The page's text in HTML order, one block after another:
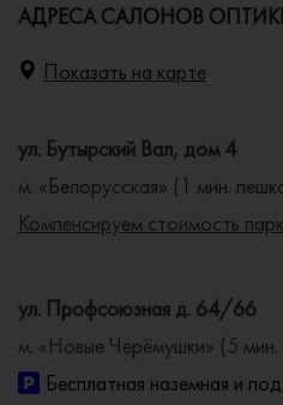
АДРЕСА САЛОНОВ
Показать на карте
ул. Бутырский Вал, дом 4
м. «Белорусская» (1 мин.
Компенсируем стоимость
ул. Профсоюзная д. 64/66
м. «Новые Черёмушки» (5
Бесплатная наземная и